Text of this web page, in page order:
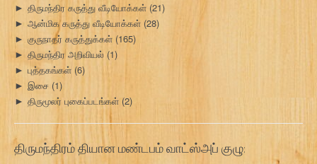
► திருமந்திர கருத்து வீடியோக்கள் (21)
► ஆன்மிக கருத்து வீடியோக்கள் (28)
► குருநாதர் கருத்துக்கள் (165)
► திருமந்திர அறிவியல் (1)
► புத்தகங்கள் (6)
► இசை (1)
► திருமூலர் புகைப்படங்கள் (2)
திருமந்திரம் தியான மண்டபம் வாட்ஸ்அப் குழு: